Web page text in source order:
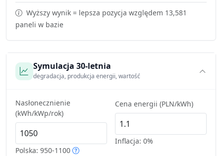
Wyższy wynik = lepsza pozycja względem 13,581
paneli w bazie
Symulacja 30-letnia
degradacja, produkcja energii, wartość
Nasłonecznienie
(kWh/kWp/rok)
Polska: 950-1100
Cena energii (PLN/kWh)
Inflacja: 0%